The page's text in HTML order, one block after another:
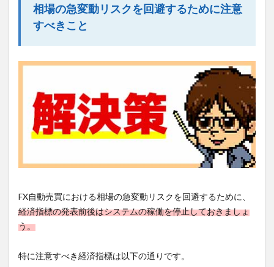
相場の急変動リスクを回避するために注意
すべきこと
FX自動売買における相場の急変動リスクを回避するために、
経済指標の発表前後はシステムの稼働を停止しておきましょ
う。
特に注意すべき経済指標は以下の通りです。